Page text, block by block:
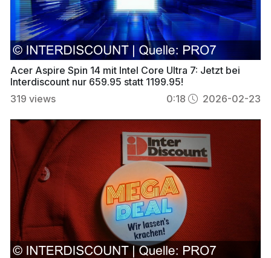
Acer Aspire Spin 14 mit Intel Core Ultra 7: Jetzt bei
Interdiscount nur 659.95 statt 1199.95!
319 views 0:18 2026-02-23